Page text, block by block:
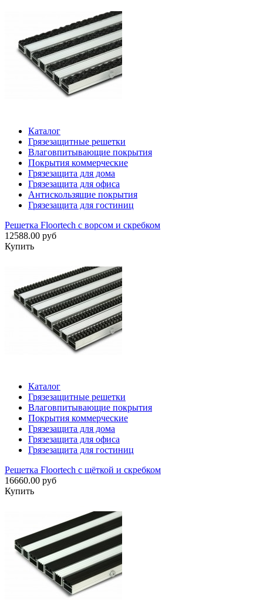
Каталог
Грязезащитные решетки
Влаговпитывающие покрытия
Покрытия коммерческие
Грязезащита для дома
Грязезащита для офиса
Антискользящие покрытия
Грязезащита для гостиниц
Решетка Floortech с ворсом и скребком
12588.00 руб
Купить
Каталог
Грязезащитные решетки
Влаговпитывающие покрытия
Покрытия коммерческие
Грязезащита для дома
Грязезащита для офиса
Грязезащита для гостиниц
Решетка Floortech с щёткой и скребком
16660.00 руб
Купить